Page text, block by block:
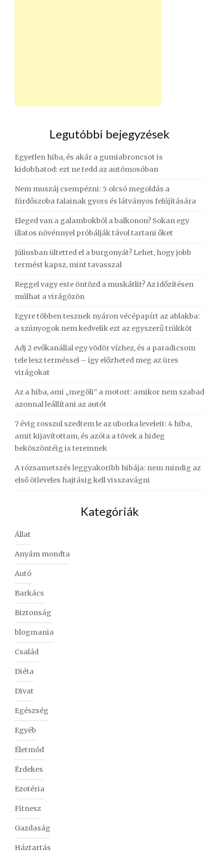
Legutóbbi bejegyzések
Egyetlen hiba, és akár a gumiabroncsot is
kidobhatod: ezt ne tedd az autómosóban
Nem muszáj csempézni: 5 olcsó megoldás a
fürdőszoba falainak gyors és látványos felújítására
Eleged van a galambokból a balkonon? Sokan egy
illatos növénnyel próbálják távol tartani őket
Júliusban ültetted el a burgonyát? Lehet, hogy jobb
termést kapsz, mint tavasszal
Reggel vagy este öntözd a muskátlit? Az időzítésen
múlhat a virágözön
Egyre többen tesznek nyáron vécépapírt az ablakba:
a szúnyogok nem kedvelik ezt az egyszerű trükköt
Adj 2 evőkanállal egy vödör vízhez, és a paradicsom
tele lesz terméssel – így előzheted meg az üres
virágokat
Az a hiba, ami „megöli” a motort: amikor nem szabad
azonnal leállítani az autót
7 évig rosszul szedtem le az uborka leveleit: 4 hiba,
amit kijavítottam, és azóta a tövek a hideg
beköszöntéig is teremnek
A rózsametszés leggyakoribb hibája: nem mindig az
első ötleveles hajtásig kell visszavágni
Kategóriák
Állat
Anyám mondta
Autó
Barkács
Biztonság
blogmania
Család
Diéta
Divat
Egészség
Egyéb
Életmód
Érdekes
Ezotéria
Fitnesz
Gazdaság
Háztartás